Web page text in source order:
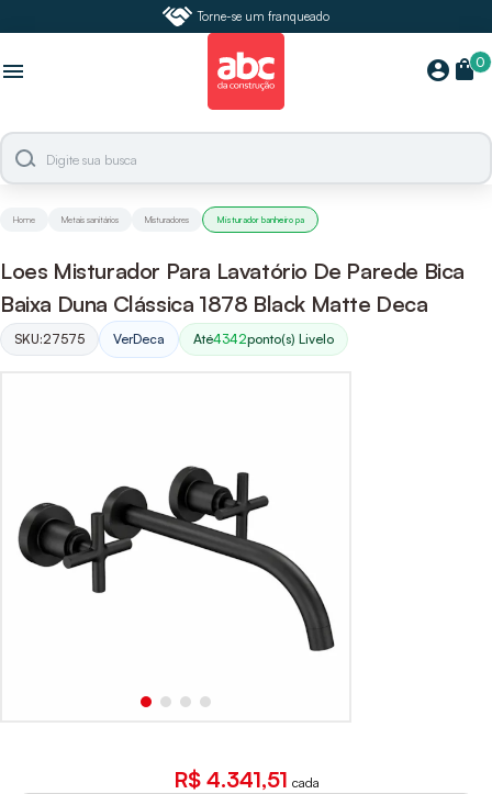
Torne-se um franqueado
menu account_circle 0
shopping_bag
Home Metais sanitários Misturadores Misturador banheiro pa
Loes Misturador Para Lavatório De Parede Bica
Baixa Duna Clássica 1878 Black Matte Deca
SKU:27575 VerDeca Até4342ponto(s) Livelo
R$ 4.341,51 cada